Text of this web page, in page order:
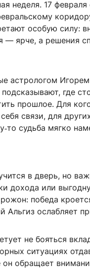
неделя. 17 февраля
особую силу:
— ярче, а решения
астрологом
где
прошлое. Для
связи, для
судьба мягко
в дверь, но
дохода или
победа
Альгиз ослабляет
не бояться
ситуациях
обращает